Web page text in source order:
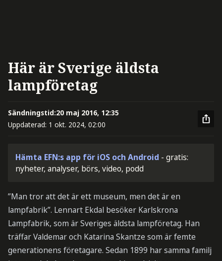
Här är Sverige äldsta
lampföretag
Sändningstid:20 maj 2016, 12:35
Uppdaterad: 1 okt. 2024, 02:00
Hämta EFN:s app för iOS och Android - gratis:
nyheter, analyser, börs, video, podd
”Man tror att det är ett museum, men det är en
lampfabrik”. Lennart Ekdal besöker Karlskrona
Lampfabrik, som är Sveriges äldsta lampföretag. Han
träffar Valdemar och Katarina Skantze som är femte
generationens företagare. Sedan 1899 har samma familj